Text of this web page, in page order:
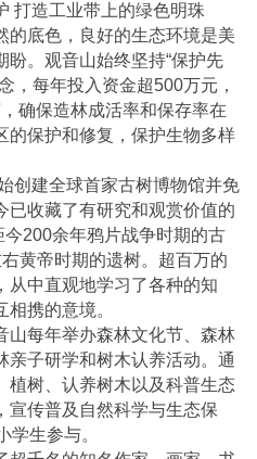
打造工业带上的绿色明珠
底色，良好的生态环境是美
。观音山始终坚持“保护先
，每年投入资金超500万元，
确保造林成活率和保存率在
的保护和修复，保护生物多样
创建全球首家古树博物馆并免
已收藏了有研究和观赏价值的
今200余年鸦片战争时期的古
黄帝时期的遗树。超百万的
从中直观地学习了各种的知
携的意境。
每年举办森林文化节、森林
亲子研学和树木认养活动。通
植树、认养树木以及科普生态
宣传普及自然科学与生态保
学生参与。